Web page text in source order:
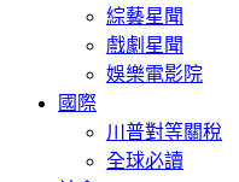
綜藝星聞
戲劇星聞
娛樂電影院
國際
川普對等關稅
全球必讀